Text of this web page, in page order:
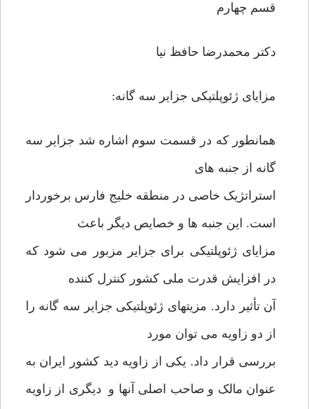
قسم چهارم
دکتر محمدرضا حافظ نیا
مزایای ژئوپلتیکی جزایر سه گانه:
همانطور که در قسمت سوم اشاره شد جزایر سه
گانه از جنبه های
استراتژیک خاصی در منطقه خلیج فارس برخوردار
است. این جنبه ها و خصایص دیگر باعث
مزایای ژئوپلتیکی برای جزایر مزبور می شود که
در افزایش قدرت ملی کشور کنترل کننده
آن تأثیر دارد. مزیتهای ژئوپلتیکی جزایر سه گانه را
از دو زاویه می توان مورد
بررسی قرار داد. یکی از زاویه دید کشور ایران به
عنوان مالک و صاحب اصلی آنها و دیگری از زاویه